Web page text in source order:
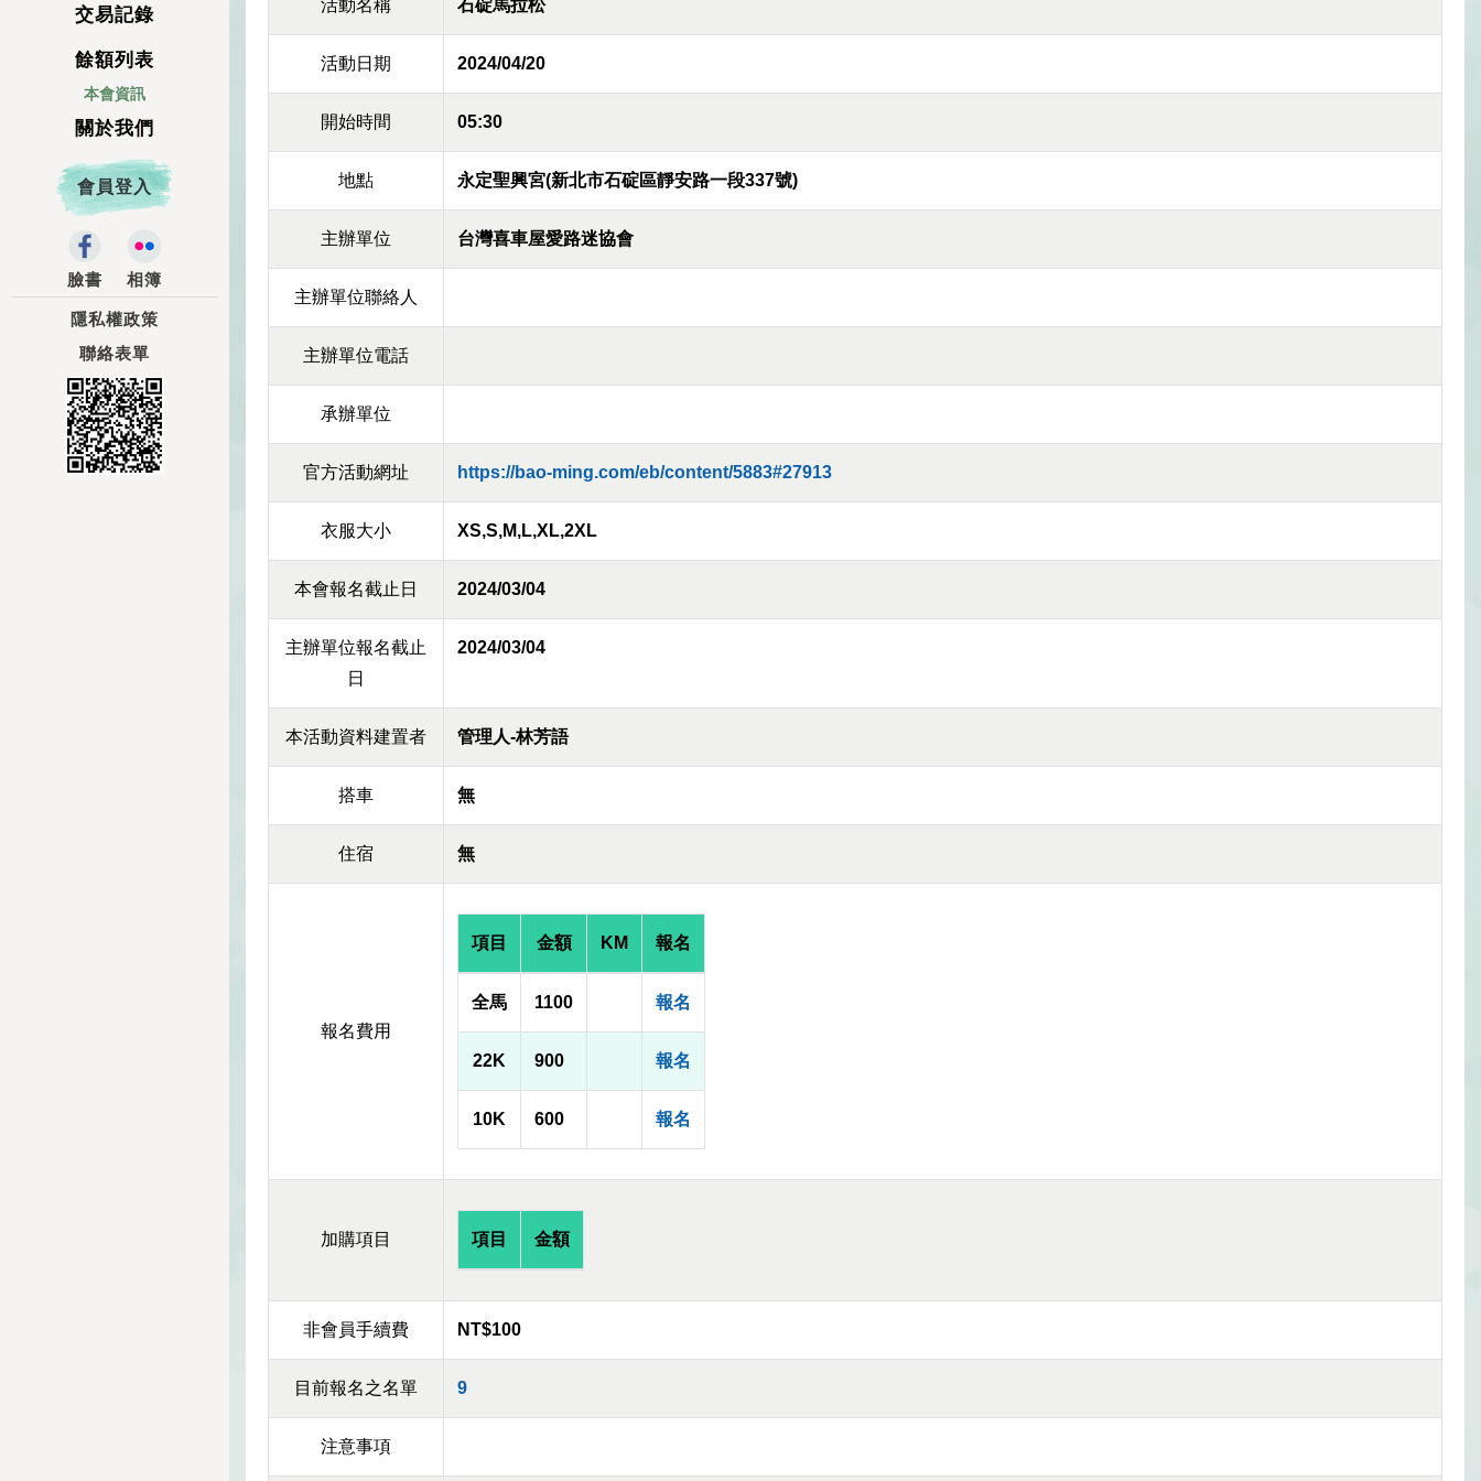
交易記錄
餘額列表
本會資訊
關於我們
會員登入
臉書 相簿
隱私權政策
聯絡表單
活動名稱 石碇馬拉松
活動日期 2024/04/20
開始時間 05:30
地點 永定聖興宮(新北市石碇區靜安路一段337號)
主辦單位 台灣喜車屋愛路迷協會
主辦單位聯絡人
主辦單位電話
承辦單位
官方活動網址 https://bao-ming.com/eb/content/5883#27913
衣服大小 XS,S,M,L,XL,2XL
本會報名截止日 2024/03/04
主辦單位報名截止
日
2024/03/04
本活動資料建置者 管理人-林芳語
搭車 無
住宿 無
報名費用
項目 金額 KM 報名
全馬 1100 報名
22K 900 報名
10K 600 報名
加購項目 項目 金額
非會員手續費 NT$100
目前報名之名單 9
注意事項